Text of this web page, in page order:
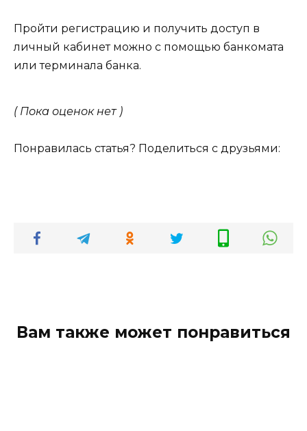
Пройти регистрацию и получить доступ в
личный кабинет можно с помощью банкомата
или терминала банка.
( Пока оценок нет )
Понравилась статья? Поделиться с друзьями:
Вам также может понравиться